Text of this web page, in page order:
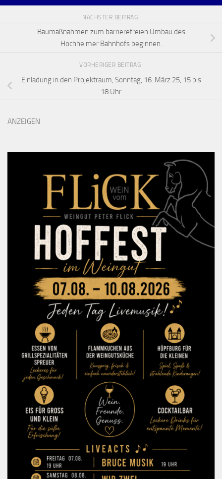
NÄCHSTER BEITRAG
Baumaßnahmen zum barrierefreien Umbau des
Hochheimer Bahnhofs beginnen.
VORHERIGER BEITRAG
Einladung in den Projektraum, Sonntag, 16. März 25, 15 bis
18 Uhr
ANZEIGEN